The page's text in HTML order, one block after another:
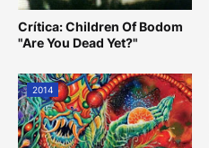
Crítica: Children Of Bodom
"Are You Dead Yet?"
2014